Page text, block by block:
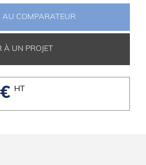
AU COMPARATEUR
À UN PROJET
HT